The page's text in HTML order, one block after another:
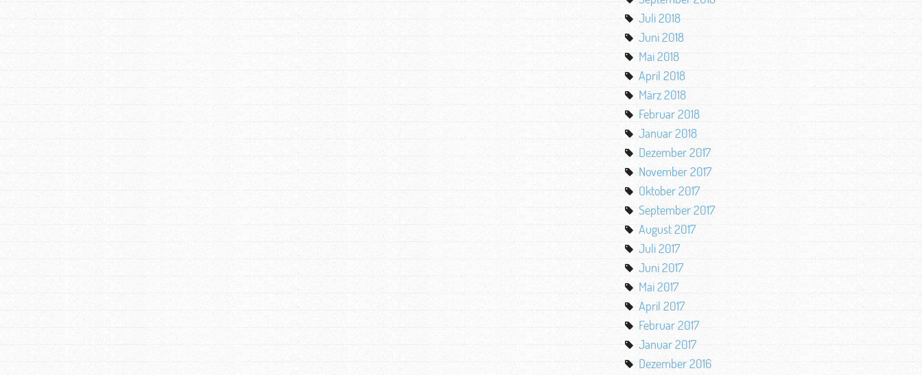
Juli 2018
Juni 2018
Mai 2018
April 2018
März 2018
Februar 2018
Januar 2018
Dezember 2017
November 2017
Oktober 2017
September 2017
August 2017
Juli 2017
Juni 2017
Mai 2017
April 2017
Februar 2017
Januar 2017
Dezember 2016